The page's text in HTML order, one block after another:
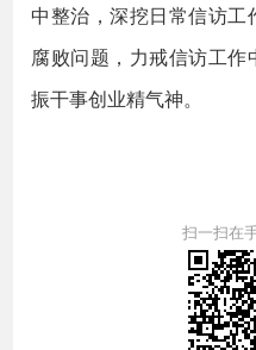
中整治，深挖日常信访
腐败问题，力戒信访工
振干事创业精气神。
扫一扫在